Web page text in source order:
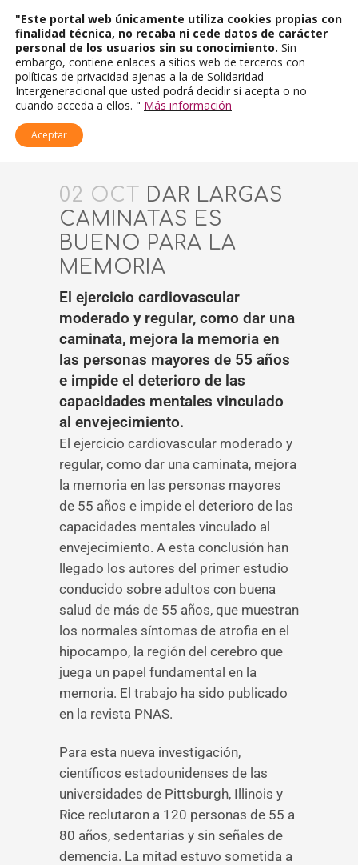
02 OCT
DAR LARGAS
CAMINATAS ES
BUENO PARA LA
MEMORIA
El ejercicio cardiovascular
moderado y regular, como dar una
caminata, mejora la memoria en
las personas mayores de 55 años
e impide el deterioro de las
capacidades mentales vinculado
al envejecimiento.
El ejercicio cardiovascular moderado y
regular, como dar una caminata, mejora
la memoria en las personas mayores
de 55 años e impide el deterioro de las
capacidades mentales vinculado al
envejecimiento. A esta conclusión han
llegado los autores del primer estudio
conducido sobre adultos con buena
salud de más de 55 años, que muestran
los normales síntomas de atrofia en el
hipocampo, la región del cerebro que
juega un papel fundamental en la
memoria. El trabajo ha sido publicado
en la revista PNAS.
Para esta nueva investigación,
científicos estadounidenses de las
universidades de Pittsburgh, Illinois y
Rice reclutaron a 120 personas de 55 a
80 años, sedentarias y sin señales de
demencia. La mitad estuvo sometida a
"Este portal web únicamente utiliza cookies propias con
finalidad técnica, no recaba ni cede datos de carácter
personal de los usuarios sin su conocimiento. Sin
embargo, contiene enlaces a sitios web de terceros con
políticas de privacidad ajenas a la de Solidaridad
Intergeneracional que usted podrá decidir si acepta o no
cuando acceda a ellos. " Más información
Aceptar